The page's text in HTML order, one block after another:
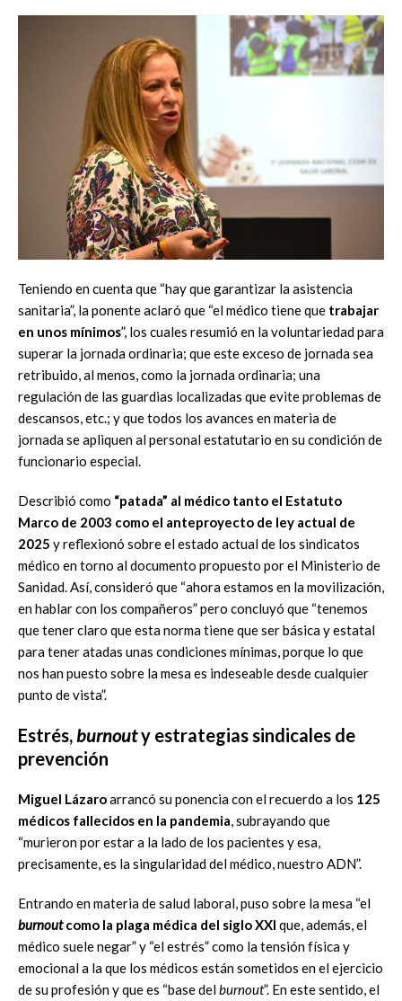
Teniendo en cuenta que “hay que garantizar la asistencia
sanitaria”, la ponente aclaró que “el médico tiene que trabajar
en unos mínimos”, los cuales resumió en la voluntariedad para
superar la jornada ordinaria; que este exceso de jornada sea
retribuido, al menos, como la jornada ordinaria; una
regulación de las guardias localizadas que evite problemas de
descansos, etc.; y que todos los avances en materia de
jornada se apliquen al personal estatutario en su condición de
funcionario especial.
Describió como “patada” al médico tanto el Estatuto
Marco de 2003 como el anteproyecto de ley actual de
2025 y reflexionó sobre el estado actual de los sindicatos
médico en torno al documento propuesto por el Ministerio de
Sanidad. Así, consideró que “ahora estamos en la movilización,
en hablar con los compañeros” pero concluyó que “tenemos
que tener claro que esta norma tiene que ser básica y estatal
para tener atadas unas condiciones mínimas, porque lo que
nos han puesto sobre la mesa es indeseable desde cualquier
punto de vista”.
Estrés, burnouty estrategias sindicales de
prevención
Miguel Lázaroarrancó su ponencia con el recuerdo a los 125
médicos fallecidos en la pandemia, subrayando que
“murieron por estar a la lado de los pacientes y esa,
precisamente, es la singularidad del médico, nuestro ADN”.
Entrando en materia de salud laboral, puso sobre la mesa “el
burnoutcomo la plaga médica del siglo XXI que, además, el
médico suele negar” y “el estrés” como la tensión física y
emocional a la que los médicos están sometidos en el ejercicio
de su profesión y que es “base delburnout”. En este sentido, el